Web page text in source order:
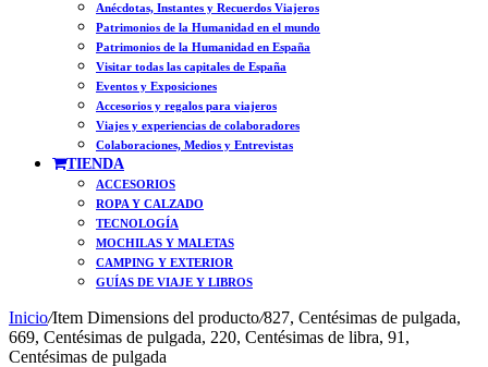
Anécdotas, Instantes y Recuerdos Viajeros
Patrimonios de la Humanidad en el mundo
Patrimonios de la Humanidad en España
Visitar todas las capitales de España
Eventos y Exposiciones
Accesorios y regalos para viajeros
Viajes y experiencias de colaboradores
Colaboraciones, Medios y Entrevistas
TIENDA
ACCESORIOS
ROPA Y CALZADO
TECNOLOGÍA
MOCHILAS Y MALETAS
CAMPING Y EXTERIOR
GUÍAS DE VIAJE Y LIBROS
Inicio/Item Dimensions del producto/827, Centésimas de pulgada,
669, Centésimas de pulgada, 220, Centésimas de libra, 91,
Centésimas de pulgada